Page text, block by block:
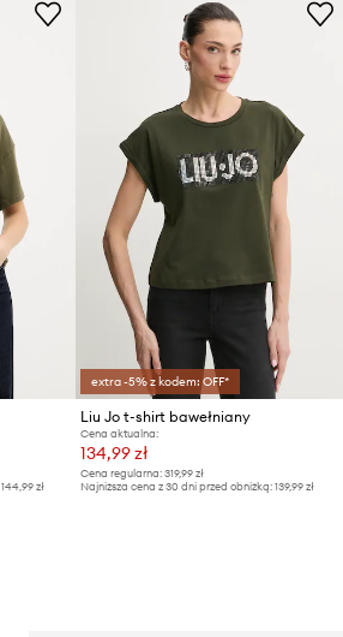
144,99 zł
extra -5% z kodem: OFF*
Liu Jo t-shirt bawełniany
Cena aktualna:
134,99 zł
Cena regularna: 319,99 zł
Najniższa cena z 30 dni przed obniżką: 139,99 zł